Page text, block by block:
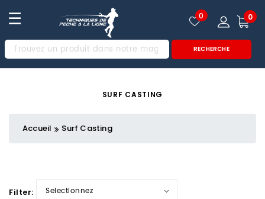
☰
RECHERCHE
0
0
SURF CASTING
Accueil Surf Casting
Filter: